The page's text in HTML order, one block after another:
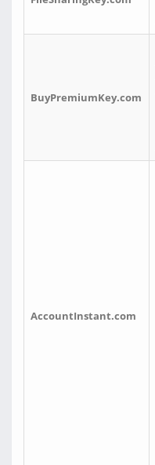
BuyPremiumKey.com
AccountInstant.com